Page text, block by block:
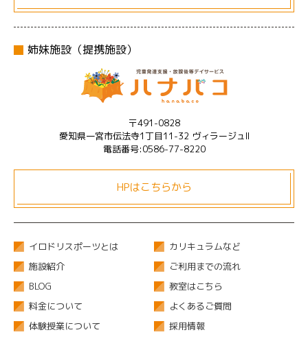
姉妹施設（提携施設）
〒491-0828
愛知県一宮市伝法寺1丁目11-32 ヴィラージュII
電話番号:0586-77-8220
HPはこちらから
イロドリスポーツとは
カリキュラムなど
施設紹介
ご利用までの流れ
BLOG
教室はこちら
料金について
よくあるご質問
体験授業について
採用情報